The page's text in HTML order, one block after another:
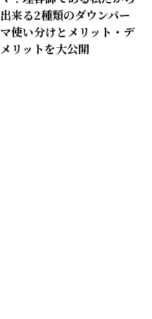
出来る2種類のダウンパー
マ使い分けとメリット・デ
メリットを大公開